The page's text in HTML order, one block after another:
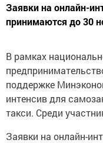
Заявки на онлайн-
принимаются до 30
В рамках
поддержке
интенсив для
такси. Среди
Заявки на онлайн-